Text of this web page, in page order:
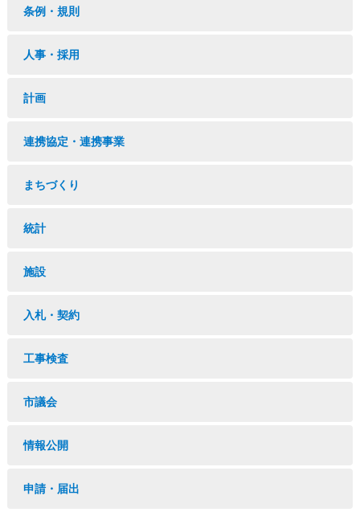
条例・規則
人事・採用
計画
連携協定・連携事業
まちづくり
統計
施設
入札・契約
工事検査
市議会
情報公開
申請・届出